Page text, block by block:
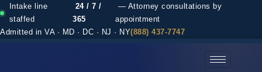
Intake line
staffed
24 / 7 /
365
— Attorney consultations by
appointment
Admitted in VA · MD · DC · NJ · NY(888) 437-7747